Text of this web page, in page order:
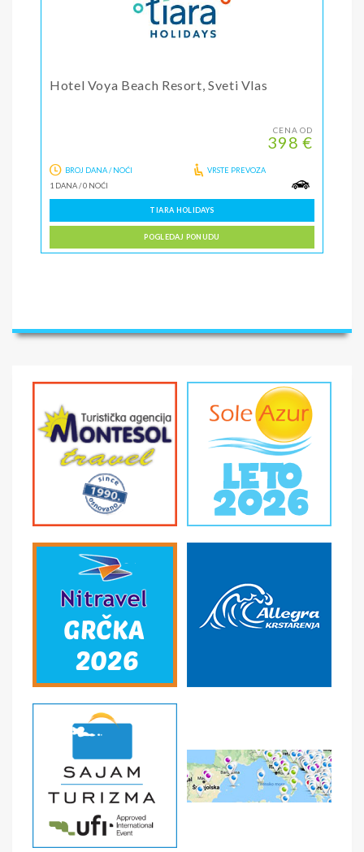
Hotel Voya Beach Resort, Sveti Vlas
CENA OD
398 €
BROJ DANA / NOĆI
1 DANA/0 NOĆI
VRSTE PREVOZA
TIARA HOLIDAYS
POGLEDAJ PONUDU